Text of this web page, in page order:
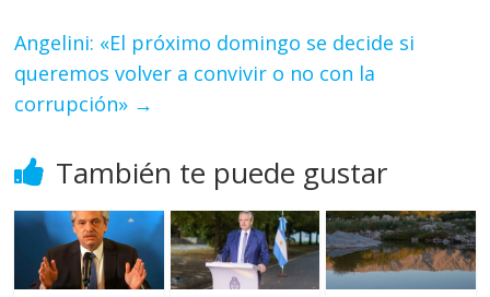
Angelini: «El próximo domingo se decide si
queremos volver a convivir o no con la
corrupción» →
También te puede gustar